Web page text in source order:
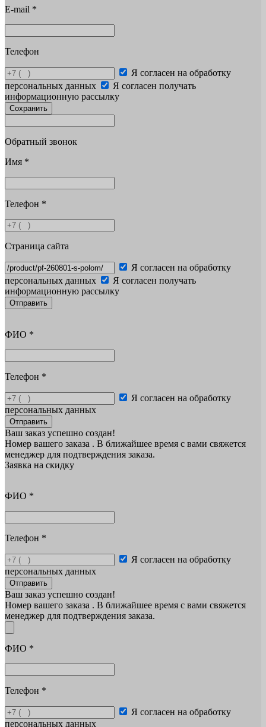
E-mail *
Телефон
Я согласен на обработку
персональных данных
Я согласен получать
информационную рассылку
Сохранить
Обратный звонок
Имя *
Телефон *
Страница сайта
Я согласен на обработку
персональных данных
Я согласен получать
информационную рассылку
Отправить
ФИО *
Телефон *
Я согласен на обработку
персональных данных
Отправить
Ваш заказ успешно создан!
Номер вашего заказа . В ближайшее время с вами свяжется
менеджер для подтверждения заказа.
Заявка на скидку
ФИО *
Телефон *
Я согласен на обработку
персональных данных
Отправить
Ваш заказ успешно создан!
Номер вашего заказа . В ближайшее время с вами свяжется
менеджер для подтверждения заказа.
ФИО *
Телефон *
Я согласен на обработку
персональных данных